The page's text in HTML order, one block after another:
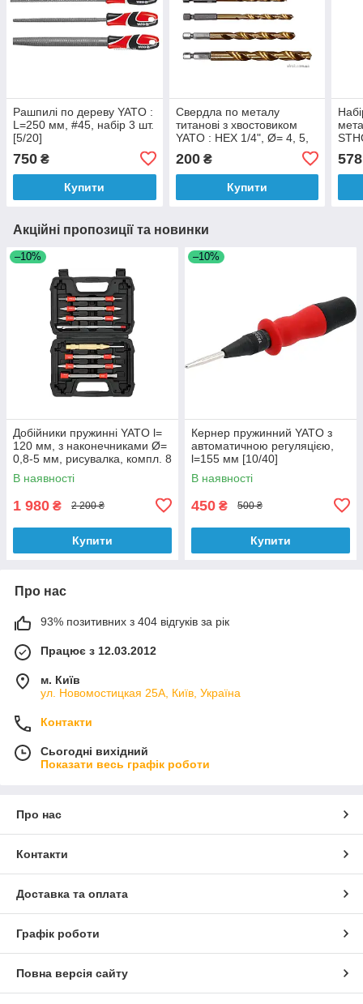
Рашпилі по дереву YATO :
L=250 мм, #45, набір 3 шт.
[5/20]
750 ₴
Купити
Свердла по металу
титанові з хвостовиком
YATO : HEX 1/4", Ø= 4, 5,
200₴
Купити
шт
578
Акційні пропозиції та новинки
–10%
Добійники пружинні YATO l=
120 мм, з наконечниками Ø=
0,8-5 мм, рисувалка, компл. 8
шт. [12]
В наявності
1 980 ₴ 2 200 ₴
Купити
–10%
Кернер пружинний YATO з
автоматичною регуляцією,
l=155 мм [10/40]
В наявності
450 ₴ 500 ₴
Купити
Про нас
93% позитивних з 404 відгуків за рік
Працює з 12.03.2012
м. Київ
ул. Новомостицкая 25А, Київ, Україна
Контакти
Сьогодні вихідний
Показати весь графік роботи
Про нас
Контакти
Доставка та оплата
Графік роботи
Повна версія сайту